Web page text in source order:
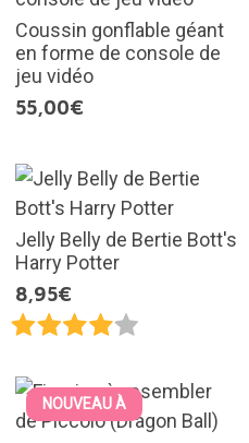
Coussin gonflable géant
en forme de console de
jeu vidéo
55,00€
Jelly Belly de Bertie Bott's
Harry Potter
8,95€
NOUVEAU À